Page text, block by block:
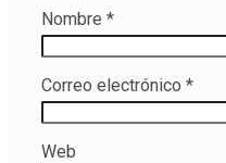
Nombre *
Correo electrónico *
Web